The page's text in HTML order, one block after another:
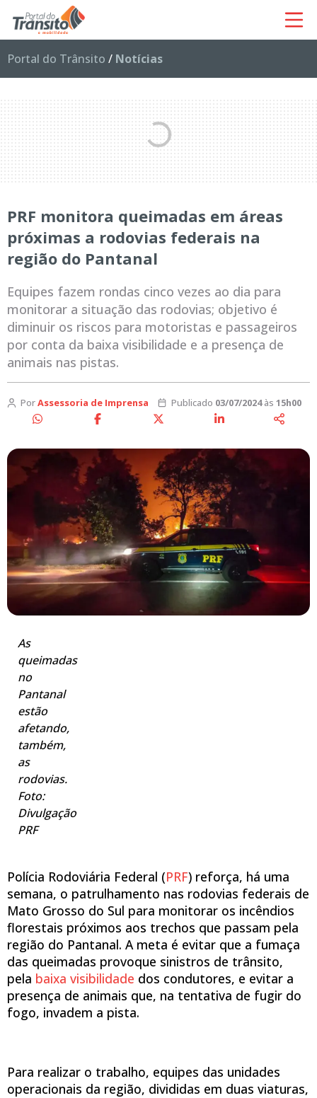
Portal do Trânsito / Notícias
PRF monitora queimadas em áreas
próximas a rodovias federais na
região do Pantanal
Equipes fazem rondas cinco vezes ao dia para
monitorar a situação das rodovias; objetivo é
diminuir os riscos para motoristas e passageiros
por conta da baixa visibilidade e a presença de
animais nas pistas.
PorAssessoria de Imprensa Publicado 03/07/2024às 15h00
As
queimadas
no
Pantanal
estão
afetando,
também,
as
rodovias.
Foto:
Divulgação
PRF
Polícia Rodoviária Federal (PRF) reforça, há uma
semana, o patrulhamento nas rodovias federais de
Mato Grosso do Sul para monitorar os incêndios
florestais próximos aos trechos que passam pela
região do Pantanal. A meta é evitar que a fumaça
das queimadas provoque sinistros de trânsito,
pela baixa visibilidade dos condutores, e evitar a
presença de animais que, na tentativa de fugir do
fogo, invadem a pista.
Para realizar o trabalho, equipes das unidades
operacionais da região, divididas em duas viaturas,